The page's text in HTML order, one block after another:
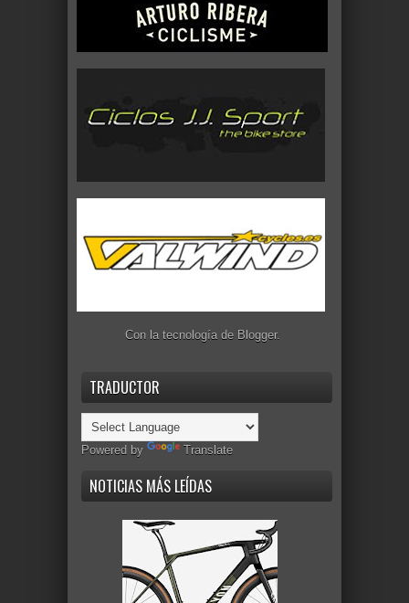
Con la tecnología de Blogger.
TRADUCTOR
Powered by Translate
NOTICIAS MÁS LEÍDAS